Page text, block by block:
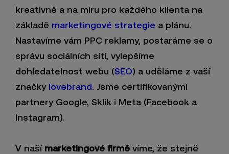
kreativně a na míru pro každého klienta na
základě marketingové strategie a plánu.
Nastavíme vám PPC reklamy, postaráme se o
správu sociálních sítí, vylepšíme
dohledatelnost webu (SEO) a uděláme z vaší
značky lovebrand. Jsme certifikovanými
partnery Google, Sklik i Meta (Facebook a
Instagram).
V naší marketingové firmě víme, že stejně